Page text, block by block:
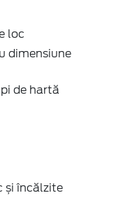
loc
dimensiune
de hartă
și încălzite